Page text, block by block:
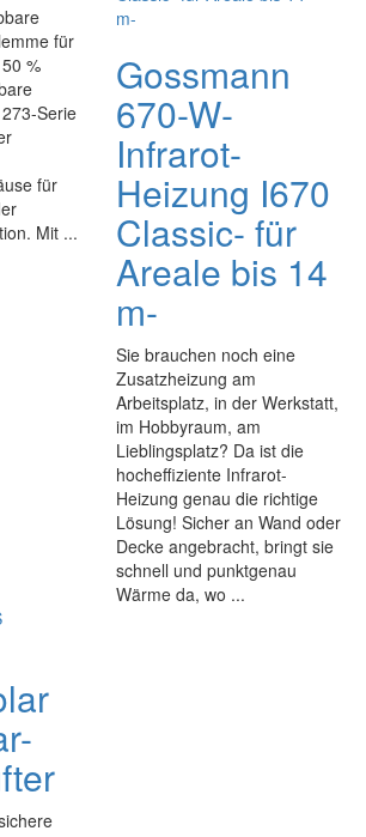
für
%
Serie
für
Mit ...
Gossmann
670-W-
Infrarot-
Heizung I670
Classic- für
Areale bis 14
m-
Sie brauchen noch eine
Zusatzheizung am
Arbeitsplatz, in der Werkstatt,
im Hobbyraum, am
Lieblingsplatz? Da ist die
hocheffiziente Infrarot-
Heizung genau die richtige
Lösung! Sicher an Wand oder
Decke angebracht, bringt sie
schnell und punktgenau
Wärme da, wo ...